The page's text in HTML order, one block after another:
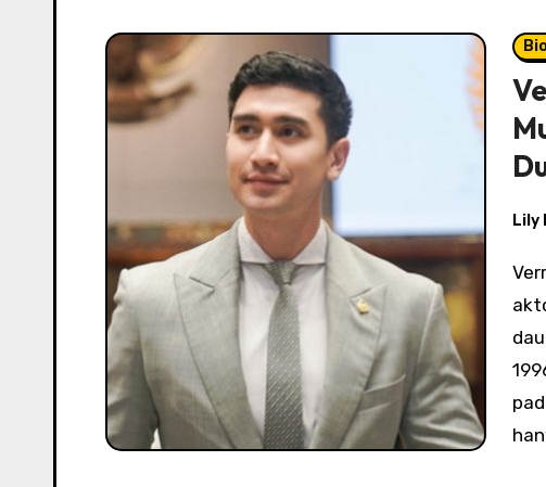
Lily
Verrell Bramasta merupakan salah satu